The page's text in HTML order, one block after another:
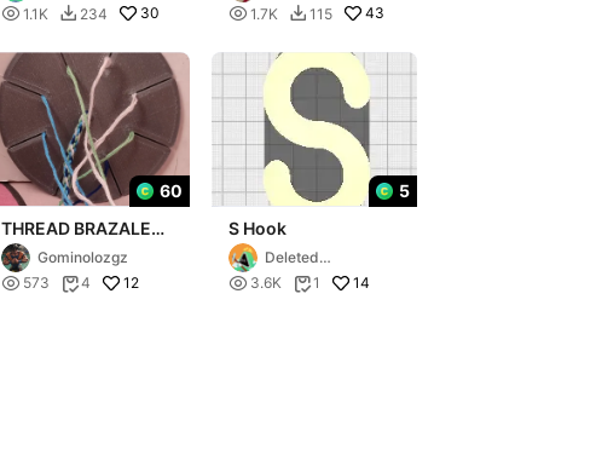
 1.1K  234 30  1.7K  115 43
60
THREAD BRAZALETS
TOOLGominolozgz
 573 4 12
5
S Hook
Deleted
Account9207561
 3.6K 1 14